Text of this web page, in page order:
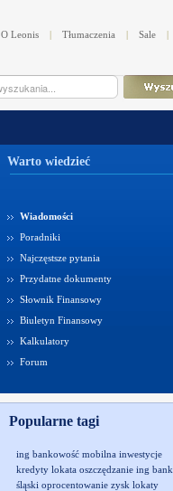
O Leonis | Tłumaczenia | Sale |
Warto wiedzieć
Wiadomości
Poradniki
Najczęstsze pytania
Przydatne dokumenty
Słownik Finansowy
Biuletyn Finansowy
Kalkulatory
Forum
Popularne tagi
ing bankowość mobilna inwestycje
kredyty lokata oszczędzanie ing bank
śląski oprocentowanie zysk lokaty